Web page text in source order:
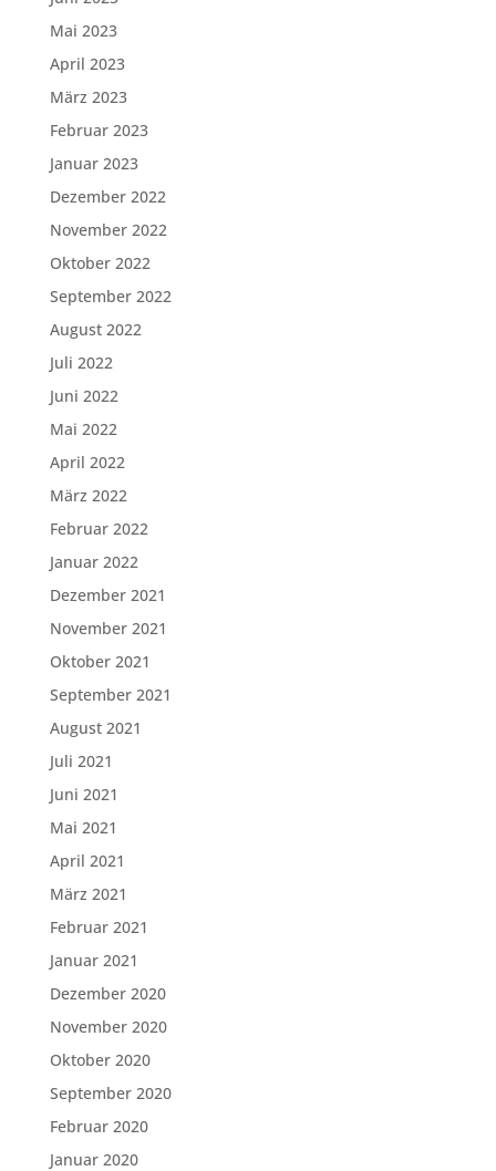
Mai 2023
April 2023
März 2023
Februar 2023
Januar 2023
Dezember 2022
November 2022
Oktober 2022
September 2022
August 2022
Juli 2022
Juni 2022
Mai 2022
April 2022
März 2022
Februar 2022
Januar 2022
Dezember 2021
November 2021
Oktober 2021
September 2021
August 2021
Juli 2021
Juni 2021
Mai 2021
April 2021
März 2021
Februar 2021
Januar 2021
Dezember 2020
November 2020
Oktober 2020
September 2020
Februar 2020
Januar 2020